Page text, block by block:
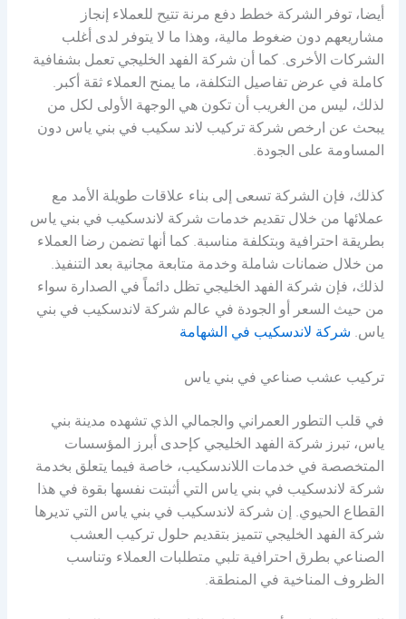
أيضا، توفر الشركة خطط دفع مرنة تتيح للعملاء إنجاز
مشاريعهم دون ضغوط مالية، وهذا ما لا يتوفر لدى أغلب
الشركات الأخرى. كما أن شركة الفهد الخليجي تعمل بشفافية
كاملة في عرض تفاصيل التكلفة، ما يمنح العملاء ثقة أكبر.
لذلك، ليس من الغريب أن تكون هي الوجهة الأولى لكل من
يبحث عن ارخص شركة تركيب لاند سكيب في بني ياس دون
المساومة على الجودة.
كذلك، فإن الشركة تسعى إلى بناء علاقات طويلة الأمد مع
عملائها من خلال تقديم خدمات شركة لاندسكيب في بني ياس
بطريقة احترافية وبتكلفة مناسبة. كما أنها تضمن رضا العملاء
من خلال ضمانات شاملة وخدمة متابعة مجانية بعد التنفيذ.
لذلك، فإن شركة الفهد الخليجي تظل دائماً في الصدارة سواء
من حيث السعر أو الجودة في عالم شركة لاندسكيب في بني
ياس. شركة لاندسكيب في الشهامة
تركيب عشب صناعي في بني ياس
في قلب التطور العمراني والجمالي الذي تشهده مدينة بني
ياس، تبرز شركة الفهد الخليجي كإحدى أبرز المؤسسات
المتخصصة في خدمات اللاندسكيب، خاصة فيما يتعلق بخدمة
شركة لاندسكيب في بني ياس التي أثبتت نفسها بقوة في هذا
القطاع الحيوي. إن شركة لاندسكيب في بني ياس التي تديرها
شركة الفهد الخليجي تتميز بتقديم حلول تركيب العشب
الصناعي بطرق احترافية تلبي متطلبات العملاء وتناسب
الظروف المناخية في المنطقة.